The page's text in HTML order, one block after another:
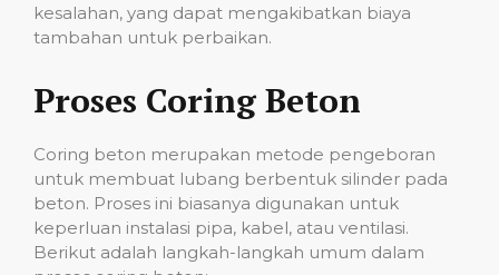
kesalahan, yang dapat mengakibatkan biaya
tambahan untuk perbaikan.
Proses Coring Beton
Coring beton merupakan metode pengeboran
untuk membuat lubang berbentuk silinder pada
beton. Proses ini biasanya digunakan untuk
keperluan instalasi pipa, kabel, atau ventilasi.
Berikut adalah langkah-langkah umum dalam